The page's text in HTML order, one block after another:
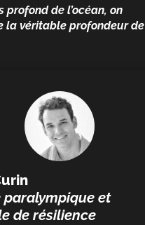
profond de l’océan, on
la véritable profondeur de
paralympique et
de résilience